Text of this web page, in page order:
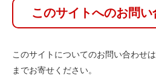
このサイトへのお問
このサイトについてのお問い合わせは
までお寄せください。